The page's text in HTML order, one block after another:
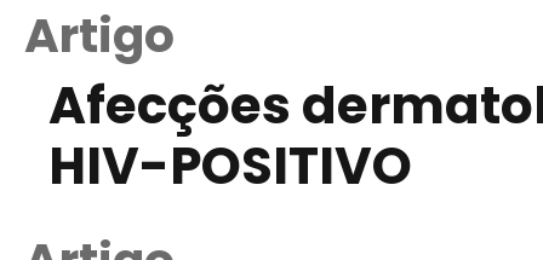
Artigo
Afecções
HIV-POSITIVO